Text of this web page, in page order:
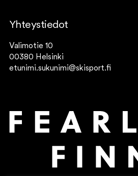
Yhteystiedot
Valimotie 10
00380 Helsinki
etunimi.sukunimi@skisport.fi